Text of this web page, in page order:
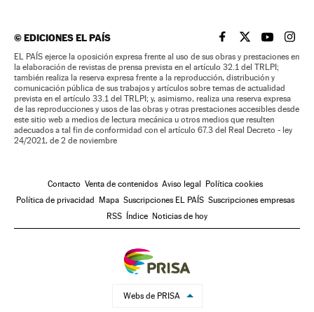
©EDICIONES EL PAÍS EL PAÍS BRASIL EN
EL PAÍSEL PAÍS
EL
EL PAÍS ejerce la oposición expresa frente al uso de sus obras y prestaciones en
la elaboración de revistas de prensa prevista en el artículo 32.1 del TRLPI;
también realiza la reserva expresa frente a la reproducción, distribución y
comunicación pública de sus trabajos y artículos sobre temas de actualidad
prevista en el artículo 33.1 del TRLPI; y, asimismo, realiza una reserva expresa
de las reproducciones y usos de las obras y otras prestaciones accesibles desde
este sitio web a medios de lectura mecánica u otros medios que resulten
adecuados a tal fin de conformidad con el artículo 67.3 del Real Decreto - ley
24/2021, de 2 de noviembre
Contacto Venta de contenidos Aviso legal Política cookies
Política de privacidad Mapa Suscripciones EL PAÍS Suscripciones empresas
RSS Índice Noticias de hoy
Webs de PRISA